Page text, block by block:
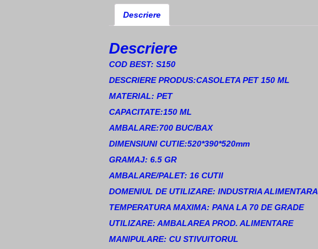
Descriere
Descriere
COD BEST: S150
DESCRIERE PRODUS:CASOLETA PET 150 ML
MATERIAL: PET
CAPACITATE:150 ML
AMBALARE:700 BUC/BAX
DIMENSIUNI CUTIE:520*390*520mm
GRAMAJ: 6.5 GR
AMBALARE/PALET: 16 CUTII
DOMENIUL DE UTILIZARE: INDUSTRIA ALIMENTARA
TEMPERATURA MAXIMA: PANA LA 70 DE GRADE
UTILIZARE: AMBALAREA PROD. ALIMENTARE
MANIPULARE: CU STIVUITORUL